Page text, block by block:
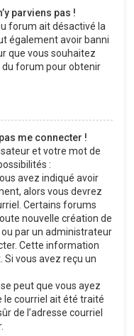
parviens pas !
forum ait désactivé la
également avoir banni
que vous souhaitez
forum pour obtenir
me connecter !
et votre mot de
:
avez indiqué avoir
alors vous devrez
Certains forums
nouvelle création de
par un administrateur
Cette information
Si vous avez reçu un
peut que vous ayez
le courriel ait été traité
de l’adresse courriel